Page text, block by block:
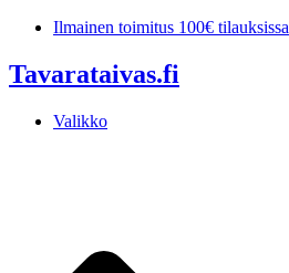
Mene
Ilmainen toimitus 100€ tilauksissa
Tavarataivas.fi
Valikko